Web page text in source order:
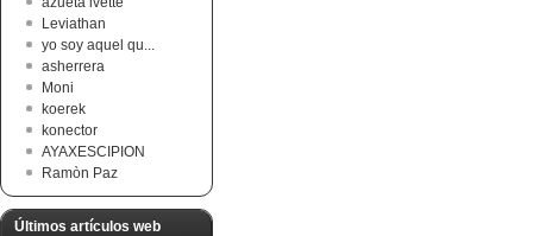
Leviathan
yo soy aquel qu...
asherrera
Moni
koerek
konector
AYAXESCIPION
Ramòn Paz
Últimos artículos web